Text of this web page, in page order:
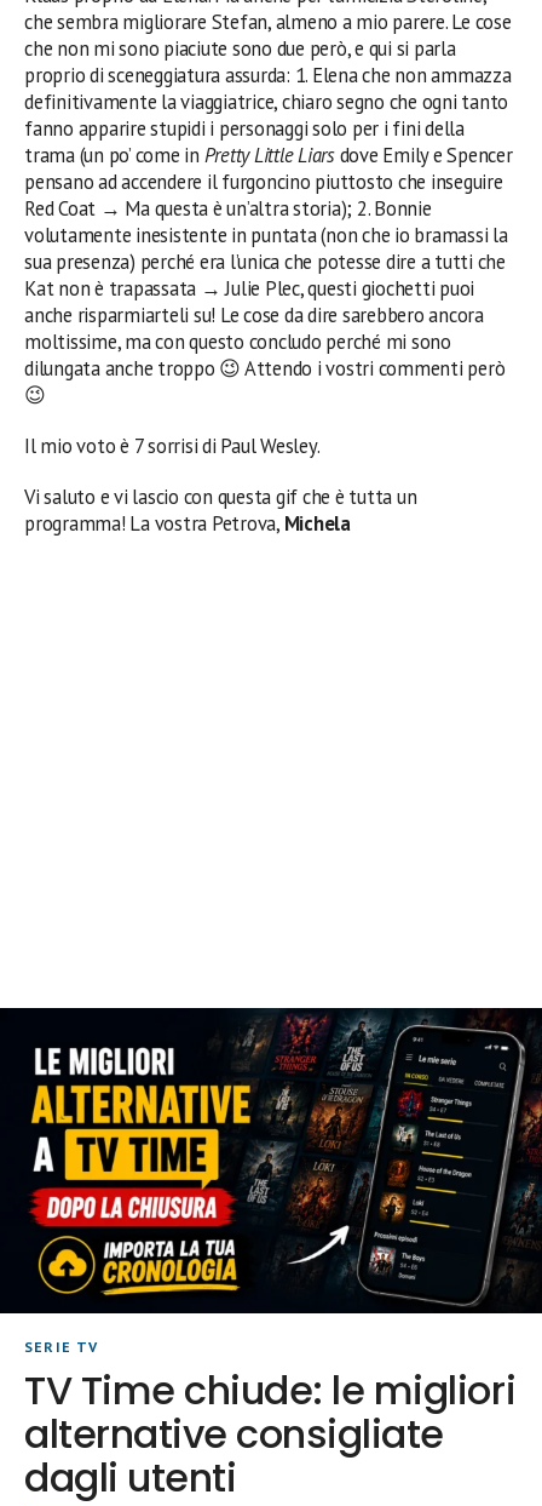
che sembra migliorare Stefan, almeno a mio parere. Le cose
che non mi sono piaciute sono due però, e qui si parla
proprio di sceneggiatura assurda: 1. Elena che non ammazza
definitivamente la viaggiatrice, chiaro segno che ogni tanto
fanno apparire stupidi i personaggi solo per i fini della
trama (un po’ come in Pretty Little Liarsdove Emily e Spencer
pensano ad accendere il furgoncino piuttosto che inseguire
Red Coat → Ma questa è un’altra storia); 2. Bonnie
volutamente inesistente in puntata (non che io bramassi la
sua presenza) perché era l’unica che potesse dire a tutti che
Kat non è trapassata → Julie Plec, questi giochetti puoi
anche risparmiarteli su! Le cose da dire sarebbero ancora
moltissime, macon questo concludo perché mi sono
dilungataanche troppo 😉 Attendo i vostri commenti però
😉
Il mio voto è 7 sorrisi di Paul Wesley.
Vi saluto e vi lascio con questa gif che è tuttaun
programma! La vostra Petrova, Michela
SERIE TV
TV Time chiude: le migliori
alternative consigliate
dagli utenti